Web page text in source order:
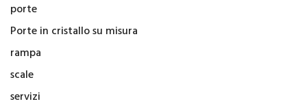
porte
Porte in cristallo su misura
rampa
scale
servizi